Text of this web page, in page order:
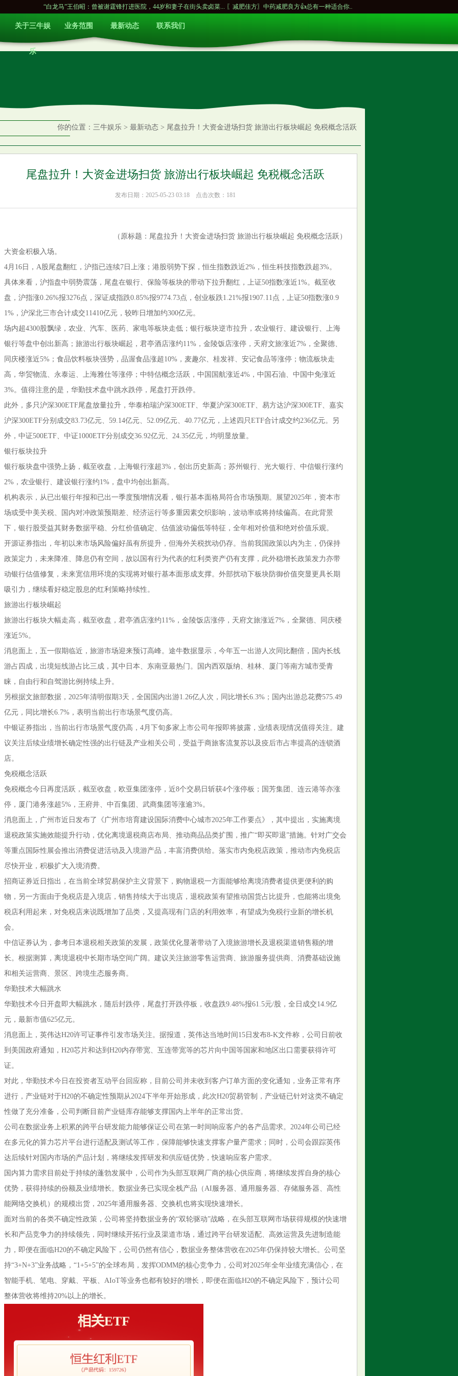
“白龙马”王伯昭：曾被谢霆锋打进医院，44岁和妻子在街头卖卤菜... 〖减肥佳方〗中药减肥良方👍总有一种适合你... “脑瘫诗人”余秀华一夜爆红，结识小14岁的男友
关于三牛娱
乐
业务范围 最新动态 联系我们
你的位置： 三牛娱乐 > 最新动态 > 尾盘拉升！大资金进场扫货 旅游出行板块崛起 免税概念活跃
尾盘拉升！大资金进场扫货 旅游出行板块崛起 免税概念活跃
发布日期：2025-05-23 03:18 点击次数：181
（原标题：尾盘拉升！大资金进场扫货 旅游出行板块崛起 免税概念活跃）
大资金积极入场。
4月16日，A股尾盘翻红，沪指已连续7日上涨；港股弱势下探，恒生指数跌近2%，恒生科技指数跌超3%。
具体来看，沪指盘中弱势震荡，尾盘在银行、保险等板块的带动下拉升翻红，上证50指数涨近1%。截至收
盘，沪指涨0.26%报3276点，深证成指跌0.85%报9774.73点，创业板跌1.21%报1907.11点，上证50指数涨0.9
1%，沪深北三市合计成交11410亿元，较昨日增加约300亿元。
场内超4300股飘绿，农业、汽车、医药、家电等板块走低；银行板块逆市拉升，农业银行、建设银行、上海
银行等盘中创出新高；旅游出行板块崛起，君亭酒店涨约11%，金陵饭店涨停，天府文旅涨近7%，全聚德、
同庆楼涨近5%；食品饮料板块强势，品渥食品涨超10%，麦趣尔、桂发祥、安记食品等涨停；物流板块走
高，华贸物流、永泰运、上海雅仕等涨停；中特估概念活跃，中国国航涨近4%，中国石油、中国中免涨近
3%。值得注意的是，华勤技术盘中跳水跌停，尾盘打开跌停。
此外，多只沪深300ETF尾盘放量拉升，华泰柏瑞沪深300ETF、华夏沪深300ETF、易方达沪深300ETF、嘉实
沪深300ETF分别成交83.73亿元、59.14亿元、52.09亿元、40.77亿元，上述四只ETF合计成交约236亿元。另
外，中证500ETF、中证1000ETF分别成交36.92亿元、24.35亿元，均明显放量。
银行板块拉升
银行板块盘中强势上扬，截至收盘，上海银行涨超3%，创出历史新高；苏州银行、光大银行、中信银行涨约
2%，农业银行、建设银行涨约1%，盘中均创出新高。
机构表示，从已出银行年报和已出一季度预增情况看，银行基本面格局符合市场预期。展望2025年，资本市
场或受中美关税、国内对冲政策预期差、经济运行等多重因素交织影响，波动率或将持续偏高。在此背景
下，银行股受益其财务数据平稳、分红价值确定、估值波动偏低等特征，全年相对价值和绝对价值乐观。
开源证券指出，年初以来市场风险偏好虽有所提升，但海外关税扰动仍存。当前我国政策以内为主，仍保持
政策定力，未来降准、降息仍有空间，故以国有行为代表的红利类资产仍有支撑，此外稳增长政策发力亦带
动银行估值修复，未来宽信用环境的实现将对银行基本面形成支撑。外部扰动下板块防御价值突显更具长期
吸引力，继续看好稳定股息的红利策略持续性。
旅游出行板块崛起
旅游出行板块大幅走高，截至收盘，君亭酒店涨约11%，金陵饭店涨停，天府文旅涨近7%，全聚德、同庆楼
涨近5%。
消息面上，五一假期临近，旅游市场迎来预订高峰。途牛数据显示，今年五一出游人次同比翻倍，国内长线
游占四成，出境短线游占比三成，其中日本、东南亚最热门。国内西双版纳、桂林、厦门等南方城市受青
睐，自由行和自驾游比例持续上升。
另根据文旅部数据，2025年清明假期3天，全国国内出游1.26亿人次，同比增长6.3%；国内出游总花费575.49
亿元，同比增长6.7%，表明当前出行市场景气度仍高。
中银证券指出，当前出行市场景气度仍高，4月下旬多家上市公司年报即将披露，业绩表现情况值得关注。建
议关注后续业绩增长确定性强的出行链及产业相关公司，受益于商旅客流复苏以及疫后市占率提高的连锁酒
店。
免税概念活跃
免税概念今日再度活跃，截至收盘，欧亚集团涨停，近8个交易日斩获4个涨停板；国芳集团、连云港等亦涨
停，厦门港务涨超5%，王府井、中百集团、武商集团等涨逾3%。
消息面上，广州市近日发布了《广州市培育建设国际消费中心城市2025年工作要点》，其中提出，实施离境
退税政策实施效能提升行动，优化离境退税商店布局、推动商品品类扩围，推广“即买即退”措施。针对广交会
等重点国际性展会推出消费促进活动及入境游产品，丰富消费供给。落实市内免税店政策，推动市内免税店
尽快开业，积极扩大入境消费。
招商证券近日指出，在当前全球贸易保护主义背景下，购物退税一方面能够给离境消费者提供更便利的购
物，另一方面由于免税店是入境店，销售持续大于出境店，退税政策有望推动国货占比提升，也能将出境免
税店利用起来，对免税店来说既增加了品类，又提高现有门店的利用效率，有望成为免税行业新的增长机
会。
中信证券认为，参考日本退税相关政策的发展，政策优化显著带动了入境旅游增长及退税渠道销售额的增
长。根据测算，离境退税中长期市场空间广阔。建议关注旅游零售运营商、旅游服务提供商、消费基础设施
和相关运营商、景区、跨境生态服务商。
华勤技术大幅跳水
华勤技术今日开盘即大幅跳水，随后封跌停，尾盘打开跌停板，收盘跌9.48%报61.5元/股，全日成交14.9亿
元，最新市值625亿元。
消息面上，英伟达H20许可证事件引发市场关注。据报道，英伟达当地时间15日发布8-K文件称，公司日前收
到美国政府通知，H20芯片和达到H20内存带宽、互连带宽等的芯片向中国等国家和地区出口需要获得许可
证。
对此，华勤技术今日在投资者互动平台回应称，目前公司并未收到客户订单方面的变化通知，业务正常有序
进行，产业链对于H20的不确定性预期从2024下半年开始形成，此次H20贸易管制，产业链已针对这类不确定
性做了充分准备，公司判断目前产业链库存能够支撑国内上半年的正常出货。
公司在数据业务上积累的跨平台研发能力能够保证公司在第一时间响应客户的各产品需求。2024年公司已经
在多元化的算力芯片平台进行适配及测试等工作，保障能够快速支撑客户量产需求；同时，公司会跟踪英伟
达后续针对国内市场的产品计划，将继续发挥研发和供应链优势，快速响应客户需求。
国内算力需求目前处于持续的蓬勃发展中，公司作为头部互联网厂商的核心供应商，将继续发挥自身的核心
优势，获得持续的份额及业绩增长。数据业务已实现全栈产品（AI服务器、通用服务器、存储服务器、高性
能网络交换机）的规模出货，2025年通用服务器、交换机也将实现快速增长。
面对当前的各类不确定性政策，公司将坚持数据业务的“双轮驱动”战略，在头部互联网市场获得规模的快速增
长和产品竞争力的持续领先，同时继续开拓行业及渠道市场，通过跨平台研发适配、高效运营及先进制造能
力，即便在面临H20的不确定风险下，公司仍然有信心，数据业务整体营收在2025年仍保持较大增长。公司坚
持“3+N+3”业务战略，“1+5+5”的全球布局，发挥ODMM的核心竞争力，公司对2025年全年业绩充满信心，在
智能手机、笔电、穿戴、平板、AIoT等业务也都有较好的增长，即便在面临H20的不确定风险下，预计公司
整体营收将维持20%以上的增长。